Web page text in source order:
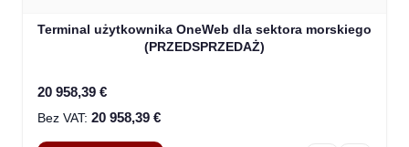
Terminal użytkownika OneWeb dla sektora morskiego
(PRZEDSPRZEDAŻ)
20 958,39 €
20 958,39 €